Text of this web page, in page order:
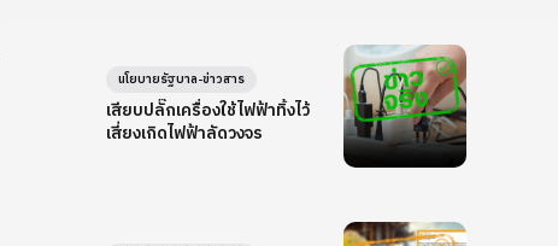
เสียบปลั๊กเครื่องใช้ไฟฟ้าทิ้งไว้
เสี่ยงเกิดไฟฟ้าลัดวงจร
นโยบายรัฐบาล-ข่าวสาร